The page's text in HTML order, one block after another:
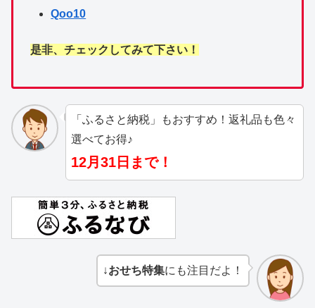
Qoo10
是非、チェックしてみて下さい！
「ふるさと納税」もおすすめ！返礼品も色々
選べてお得♪
12月31日まで！
↓おせち特集にも注目だよ！